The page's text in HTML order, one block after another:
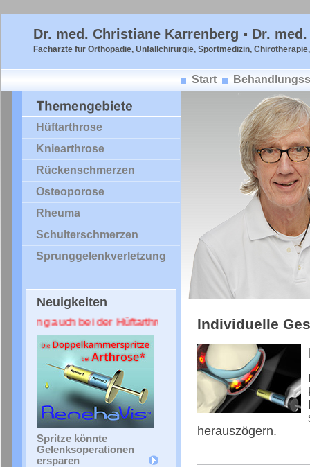
Dr. med. Christiane Karrenberg ▪ Dr.
Fachärzte für Orthopädie, Unfallchirurgie, Sportmedizin,
Start
Hüftarthrose
Kniearthrose
Rückenschmerzen
Osteoporose
Rheuma
Schulterschmerzen
Sprunggelenkverletzung
Neuigkeiten
auch bei der Hüftarthrose ++++
Spritze könnte
Gelenksoperationen
ersparen
Individuelle
herauszögern.